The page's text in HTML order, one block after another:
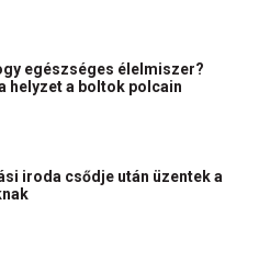
egészséges élelmiszer?
helyzet a boltok polcain
iroda csődje után üzentek a